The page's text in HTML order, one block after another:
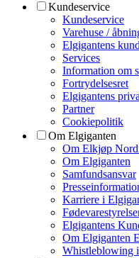
Kundeservice
Kundeservice
Varehuse /
Elgigantens
Services
Information om
Fortrydelsesret
Elgigantens
Partner
Cookiepolitik
Om Elgiganten
Om Elkjøp
Om Elgiganten
Samfundsansvar
Karriere i
Elgigantens
Om Elgiganten
Whistleblowing